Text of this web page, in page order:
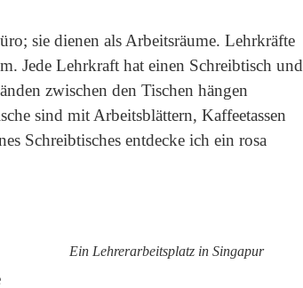
sie dienen als Arbeitsräume. Lehrkräfte
Jede Lehrkraft hat einen Schreibtisch und
zwischen den Tischen hängen
sind mit Arbeitsblättern, Kaffeetassen
Schreibtisches entdecke ich ein rosa
Ein Lehrerarbeitsplatz in Singapur